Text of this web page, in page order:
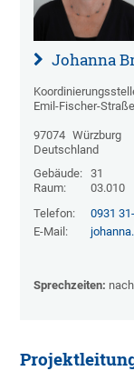
Johanna
Emil-Fischer-
97074 Würzburg
Deutschland
Gebäude: 31
Raum:
03.010
Telefon:
0931
E-Mail:
Sprechzeiten: